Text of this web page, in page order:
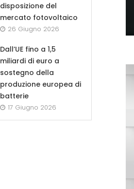
disposizione del
mercato fotovoltaico
26 Giugno 2026
Dall’UE fino a 1,5
miliardi di euro a
sostegno della
produzione europea di
batterie
17 Giugno 2026